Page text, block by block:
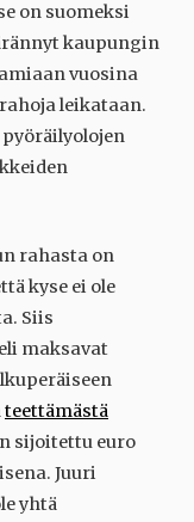
on suomeksi
kaupungin
vuosina
leikataan.
rahasta on
kyse ei ole
Siis
maksavat
teettämästä
sijoitettu euro
Juuri
yhtä